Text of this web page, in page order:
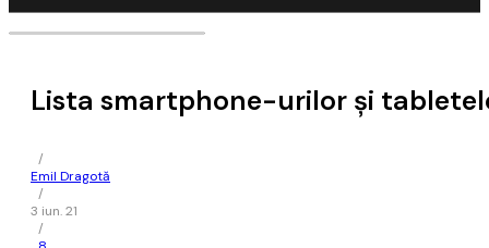
Lista smartphone-urilor și
/
Emil Dragotă
/
3 iun. 21
/